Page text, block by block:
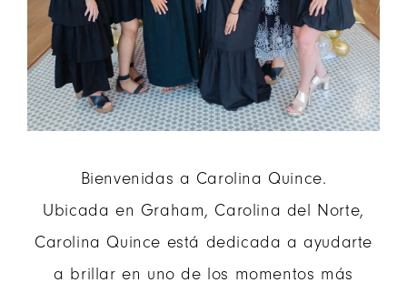
Bienvenidas a Carolina Quince.
Ubicada en Graham, Carolina del Norte,
Carolina Quince está dedicada a ayudarte
a brillar en uno de los momentos más